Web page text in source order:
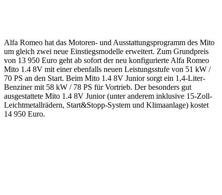
Alfa Romeo hat das Motoren- und Ausstattungsprogramm des Mito
um gleich zwei neue Einstiegsmodelle erweitert. Zum Grundpreis
von 13 950 Euro geht ab sofort der neu konfigurierte Alfa Romeo
Mito 1.4 8V mit einer ebenfalls neuen Leistungsstufe von 51 kW /
70 PS an den Start. Beim Mito 1.4 8V Junior sorgt ein 1,4-Liter-
Benziner mit 58 kW / 78 PS für Vortrieb. Der besonders gut
ausgestattete Mito 1.4 8V Junior (unter anderem inklusive 15-Zoll-
Leichtmetallrädern, Start&Stopp-System und Klimaanlage) kostet
14 950 Euro.